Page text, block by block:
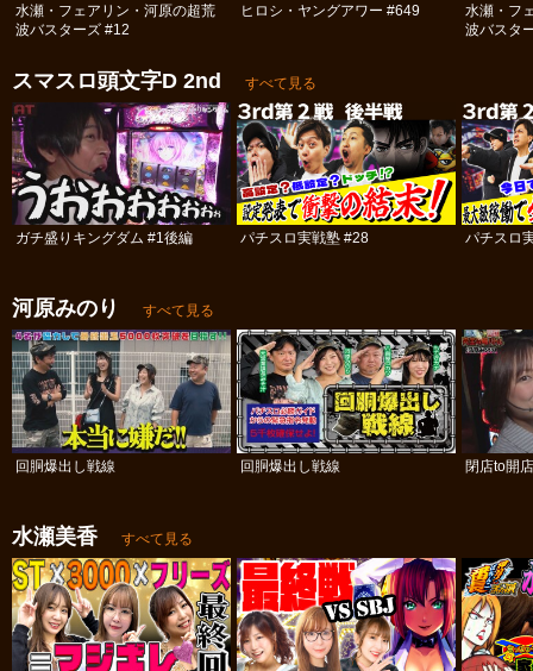
水瀬・フェアリン・河原の超荒
波バスターズ #12
ヒロシ・ヤングアワー #649
水瀬・フ
波バスタ
スマスロ頭文字D 2nd すべて見る
ガチ盛りキングダム #1後編 パチスロ実戦塾 #28 パチスロ
河原みのり すべて見る
回胴爆出し戦線 回胴爆出し戦線 閉店to開
水瀬美香 すべて見る